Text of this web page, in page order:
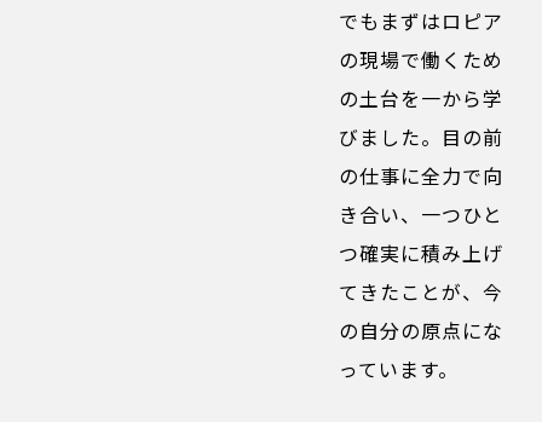
でもまずはロピア
の現場で働くため
の土台を一から学
びました。目の前
の仕事に全力で向
き合い、一つひと
つ確実に積み上げ
てきたことが、今
の自分の原点にな
っています。